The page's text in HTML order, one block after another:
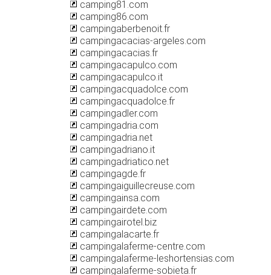
camping81.com
camping86.com
campingaberbenoit.fr
campingacacias-argeles.com
campingacacias.fr
campingacapulco.com
campingacapulco.it
campingacquadolce.com
campingacquadolce.fr
campingadler.com
campingadria.com
campingadria.net
campingadriano.it
campingadriatico.net
campingagde.fr
campingaiguillecreuse.com
campingainsa.com
campingairdete.com
campingairotel.biz
campingalacarte.fr
campingalaferme-centre.com
campingalaferme-leshortensias.com
campingalaferme-sobieta.fr